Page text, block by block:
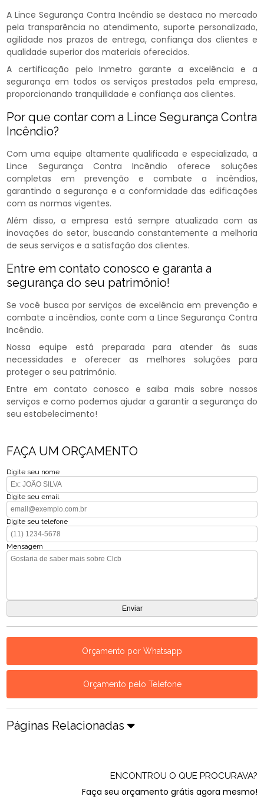
A Lince Segurança Contra Incêndio se destaca no mercado
pela transparência no atendimento, suporte personalizado,
agilidade nos prazos de entrega, confiança dos clientes e
qualidade superior dos materiais oferecidos.
A certificação pelo Inmetro garante a excelência e a
segurança em todos os serviços prestados pela empresa,
proporcionando tranquilidade e confiança aos clientes.
Por que contar com a Lince Segurança Contra
Incêndio?
Com uma equipe altamente qualificada e especializada, a
Lince Segurança Contra Incêndio oferece soluções
completas em prevenção e combate a incêndios,
garantindo a segurança e a conformidade das edificações
com as normas vigentes.
Além disso, a empresa está sempre atualizada com as
inovações do setor, buscando constantemente a melhoria
de seus serviços e a satisfação dos clientes.
Entre em contato conosco e garanta a
segurança do seu patrimônio!
Se você busca por serviços de excelência em prevenção e
combate a incêndios, conte com a Lince Segurança Contra
Incêndio.
Nossa equipe está preparada para atender às suas
necessidades e oferecer as melhores soluções para
proteger o seu patrimônio.
Entre em contato conosco e saiba mais sobre nossos
serviços e como podemos ajudar a garantir a segurança do
seu estabelecimento!
FAÇA UM ORÇAMENTO
Digite seu nome
Digite seu email
Digite seu telefone
Mensagem
Orçamento por Whatsapp
Orçamento pelo Telefone
Páginas Relacionadas
ENCONTROU O QUE PROCURAVA?
Faça seu orçamento grátis agora mesmo!